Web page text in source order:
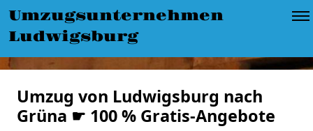
Umzugsunternehmen
Ludwigsburg
Umzug von Ludwigsburg nach
Grüna ☛ 100 % Gratis-Angebote